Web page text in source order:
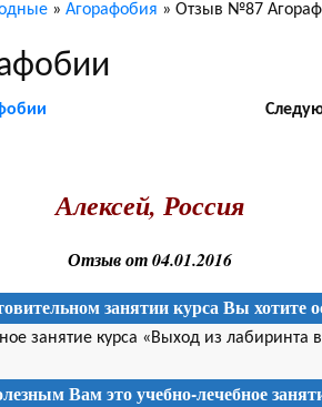
» Агорафобия » Отзыв №87
Алексей, Россия
Отзыв от 04.01.2016
занятии курса Вы хотите
занятие курса «Выход из лабиринта
Вам это учебно-лечебное